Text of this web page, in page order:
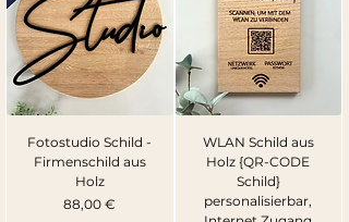
Fotostudio Schild -
Firmenschild aus
Holz
Preis
88,00 €
WLAN Schild aus
Holz {QR-CODE
Schild}
personalisierbar,